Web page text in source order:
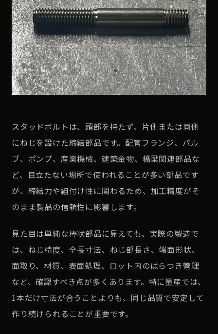
スタッドボルトは、頭部を持たず、片側または両側
にねじを設けた締結部品です。配管フランジ、バル
ブ、ポンプ、産業機械、建築金物、橋梁関連部品な
ど、目立たない場所で使われることが多い部品です
が、締結力や組付け性に関わるため、加工精度がそ
のまま製品の信頼性に影響します。
見た目は単純な棒状部品に見えても、実際の製造で
は、ねじ精度、全長寸法、ねじ部長さ、端面形状、
面取り、材質、表面処理、ロット内のばらつき管理
など、確認すべき点が多くあります。特に量産では、
1本だけ寸法が合うことよりも、同じ品質で安定して
作り続けられることが重要です。